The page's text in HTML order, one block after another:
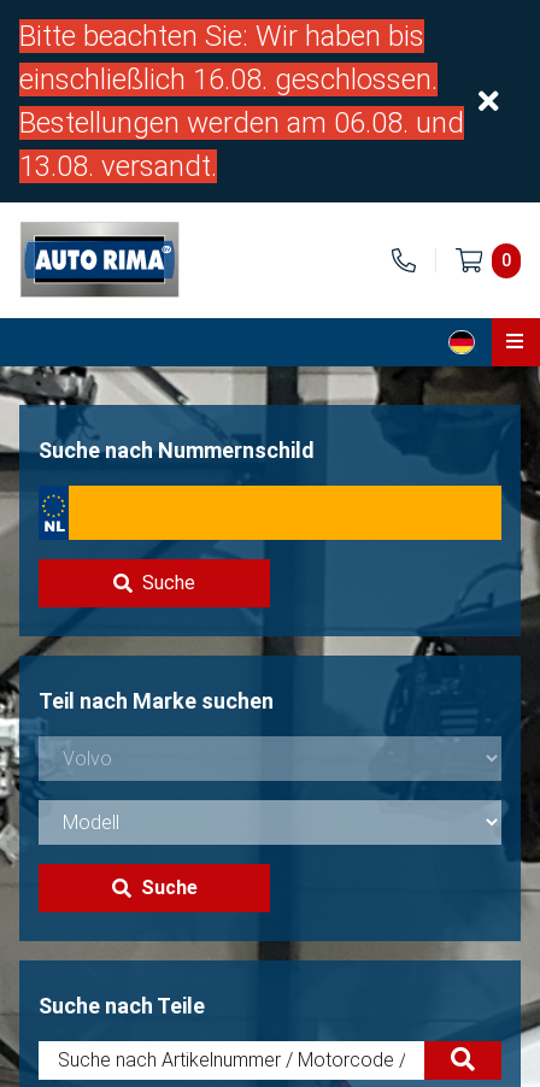
Bitte beachten Sie: Wir haben bis
einschließlich 16.08. geschlossen.
Bestellungen werden am 06.08. und
13.08. versandt.
0
Home
Über uns
Kontakt
Volvo Verkaufen?
Nicht gefunden?
Suche nach Nummernschild
Suche
Teil nach Marke suchen
Suche
Suche nach Teile